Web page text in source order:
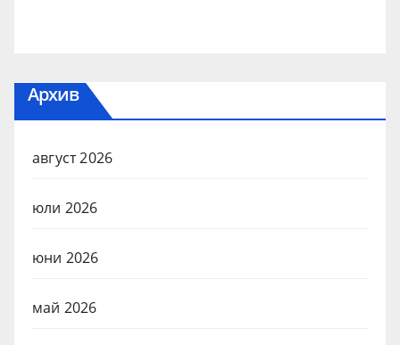
Архив
август 2026
юли 2026
юни 2026
май 2026